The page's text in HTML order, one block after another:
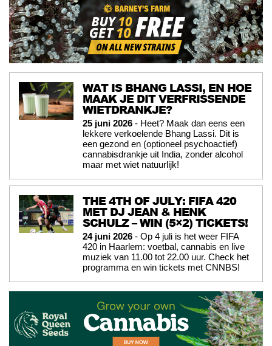
WAT IS BHANG LASSI, EN HOE
MAAK JE DIT VERFRISSENDE
WIETDRANKJE?
25 juni 2026 - Heet? Maak dan eens een
lekkere verkoelende Bhang Lassi. Dit is
een gezond en (optioneel psychoactief)
cannabisdrankje uit India, zonder alcohol
maar met wiet natuurlijk!
THE 4TH OF JULY: FIFA 420
MET DJ JEAN & HENK
SCHULZ – WIN (5×2) TICKETS!
24 juni 2026 - Op 4 juli is het weer FIFA
420 in Haarlem: voetbal, cannabis en live
muziek van 11.00 tot 22.00 uur. Check het
programma en win tickets met CNNBS!